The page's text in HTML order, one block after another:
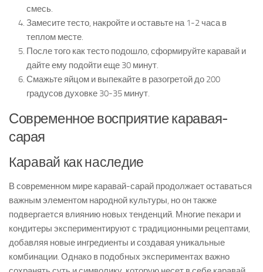
смесь.
Замесите тесто, накройте и оставьте на 1-2 часа в
теплом месте.
После того как тесто подошло, сформируйте каравай и
дайте ему подойти еще 30 минут.
Смажьте яйцом и выпекайте в разогретой до 200
градусов духовке 30-35 минут.
Современное восприятие каравая-
сарая
Каравай как наследие
В современном мире каравай-сарай продолжает оставаться
важным элементом народной культуры, но он также
подвергается влиянию новых тенденций. Многие пекари и
кондитеры экспериментируют с традиционными рецептами,
добавляя новые ингредиенты и создавая уникальные
комбинации. Однако в подобных экспериментах важно